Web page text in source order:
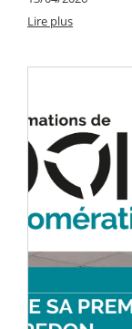
Lire plus